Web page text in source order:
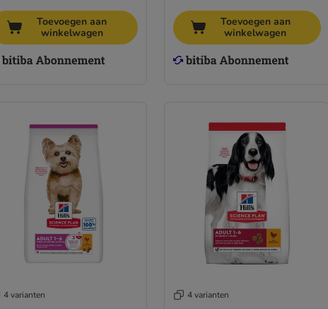
Toevoegen aan
winkelwagen
Toevoegen aan
winkelwagen
4 varianten 4 varianten